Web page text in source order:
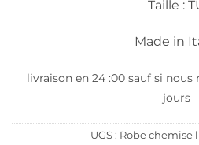
Taille :
Made in
livraison en 24 :00 sauf si nous
jours
UGS : Robe chemise